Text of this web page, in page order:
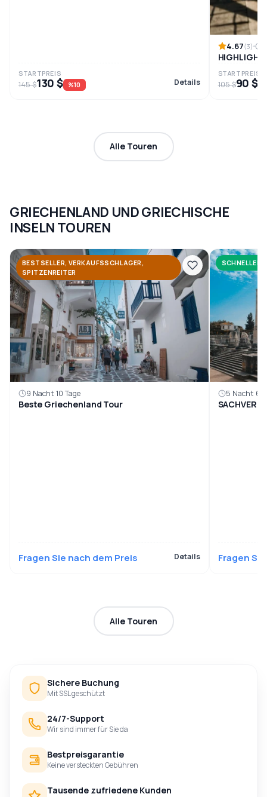
STARTPREIS
145 $130 $ %10 Details
4.67(3)
STARTPREIS
105 $90 $
Alle Touren
GRIECHENLAND UND GRIECHISCHE
INSELN TOUREN
BESTSELLER, VERKAUFSSCHLAGER,
SPITZENREITER
9 Nacht 10 Tage
Beste Griechenland Tour
Fragen Sie nach dem Preis Details
SCHNELLER
5 Nacht 6
Fragen
Alle Touren
Sichere Buchung
Mit SSL geschützt
24/7-Support
Wir sind immer für Sie da
Bestpreisgarantie
Keine versteckten Gebühren
Tausende zufriedene Kunden